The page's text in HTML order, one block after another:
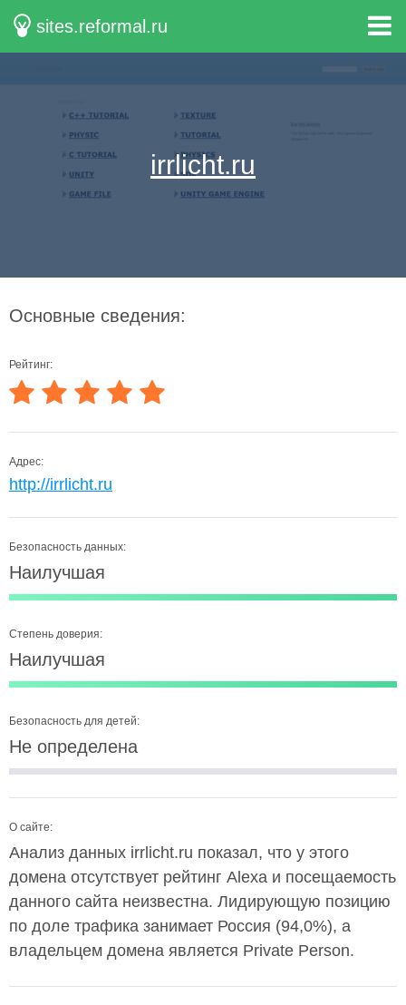
sites.reformal.ru
irrlicht.ru
Основные сведения:
Рейтинг:
Адрес:
http://irrlicht.ru
Безопасность данных:
Наилучшая
Степень доверия:
Наилучшая
Безопасность для детей:
Не определена
О сайте:
Анализ данных irrlicht.ru показал, что у этого
домена отсутствует рейтинг Alexa и посещаемость
данного сайта неизвестна. Лидирующую позицию
по доле трафика занимает Россия (94,0%), а
владельцем домена является Private Person.